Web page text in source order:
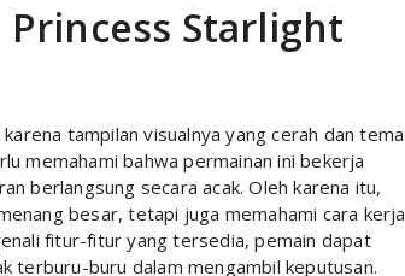
Starlight
tampilan visualnya yang cerah dan tema
memahami bahwa permainan ini bekerja
berlangsung secara acak. Oleh karena itu,
besar, tetapi juga memahami cara kerja
fitur-fitur yang tersedia, pemain dapat
terburu-buru dalam mengambil keputusan.